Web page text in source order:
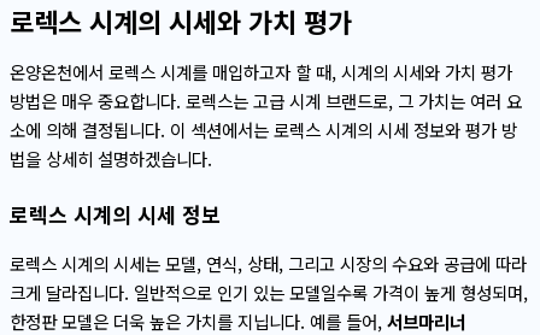
로렉스 시계의 시세와 가치 평가
온양온천에서 로렉스 시계를 매입하고자 할 때, 시계의 시세와 가치 평가
방법은 매우 중요합니다. 로렉스는 고급 시계 브랜드로, 그 가치는 여러 요
소에 의해 결정됩니다. 이 섹션에서는 로렉스 시계의 시세 정보와 평가 방
법을 상세히 설명하겠습니다.
로렉스 시계의 시세 정보
로렉스 시계의 시세는 모델, 연식, 상태, 그리고 시장의 수요와 공급에 따라
크게 달라집니다. 일반적으로 인기 있는 모델일수록 가격이 높게 형성되며,
한정판 모델은 더욱 높은 가치를 지닙니다. 예를 들어, 서브마리너